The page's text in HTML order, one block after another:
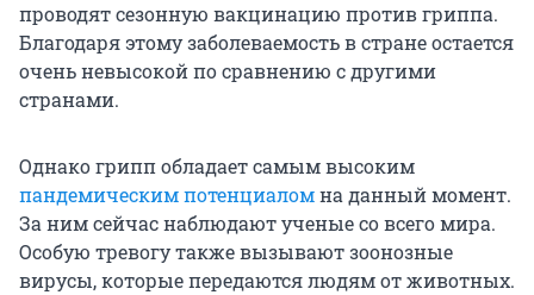
проводят сезонную вакцинацию против гриппа.
Благодаря этому заболеваемость в стране остается
очень невысокой по сравнению с другими
странами.
Однако грипп обладает самым высоким
пандемическим потенциаломна данный момент.
За ним сейчас наблюдают ученые со всего мира.
Особую тревогу также вызывают зоонозные
вирусы, которые передаются людям от животных.